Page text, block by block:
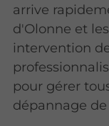
arrive
d'Olonne et
intervention
pour gérer
dépannage de